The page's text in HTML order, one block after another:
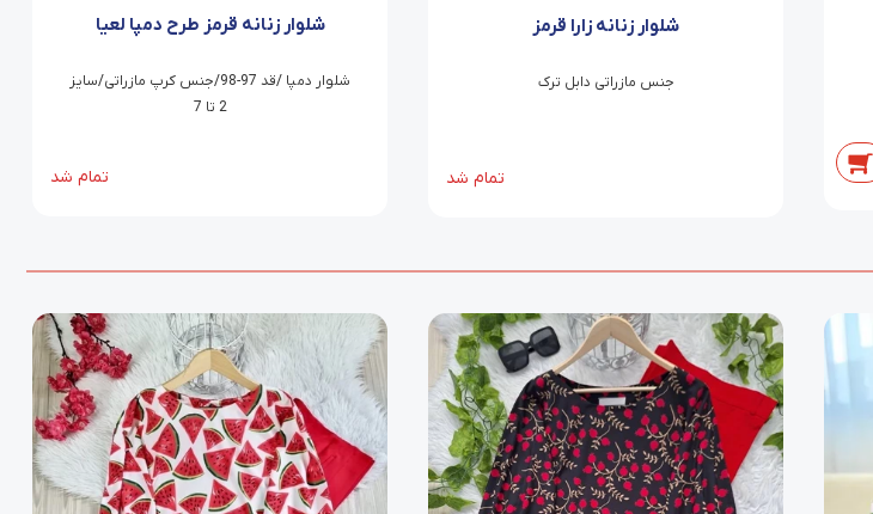
شلوار زنانه زارا قرمز
جنس مازراتی دابل ترک
تمام شد
شلوار زنانه قرمز طرح دمپا لعیا
شلوار دمپا /قد 97-98/جنس کرپ مازراتی/سایز
2 تا 7
تمام شد